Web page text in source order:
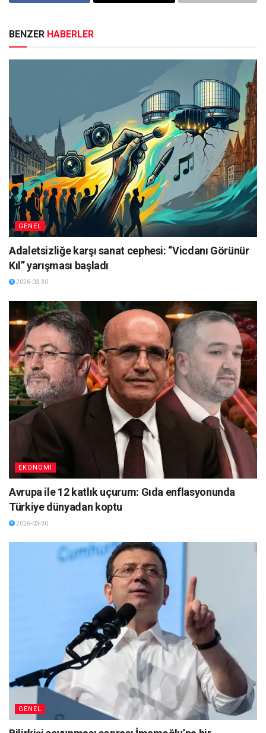
BENZER HABERLER
GENEL
Adaletsizliğe karşı sanat cephesi: “Vicdanı Görünür
Kıl” yarışması başladı
2026-03-30
EKONOMI
Avrupa ile 12 katlık uçurum: Gıda enflasyonunda
Türkiye dünyadan koptu
2026-03-30
GENEL